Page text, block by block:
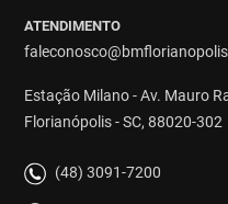
ATENDIMENTO
Estação Milano - Av. Mauro
Florianópolis - SC, 88020-302
(48) 3091-7200